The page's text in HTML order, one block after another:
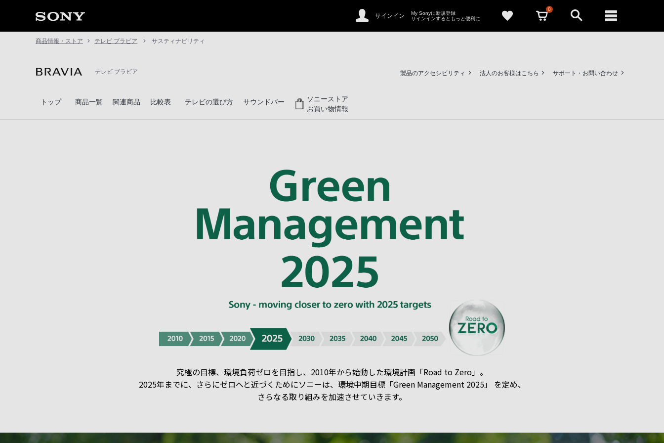
サインイン
My Sonyに新規登録
サインインするともっと便利に
0
商品情報・ストア テレビ ブラビア サスティナビリティ
テレビ ブラビア 製品のアクセシビリティ 法人のお客様はこちら サポート・お問い合わせ
トップ 商品一覧 関連商品 比較表 テレビの選び方 サウンドバー
ソニーストア
お買い物情報
究極の目標、環境負荷ゼロを目指し、2010年から始動した環境計画「Road to Zero」。
2025年までに、さらにゼロへと近づくためにソニーは、環境中期目標「Green Management 2025」 を定め、
さらなる取り組みを加速させていきます。